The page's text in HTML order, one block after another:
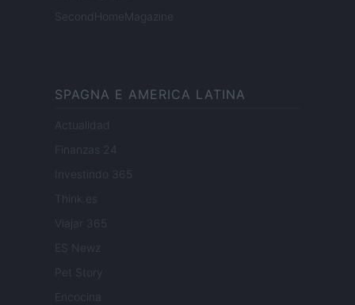
SecondHomeMagazine
SPAGNA E AMERICA LATINA
Actualidad
Finanzas 24
Investindo 365
Think.es
Viajar 365
ES Newz
Pet Story
Encocina